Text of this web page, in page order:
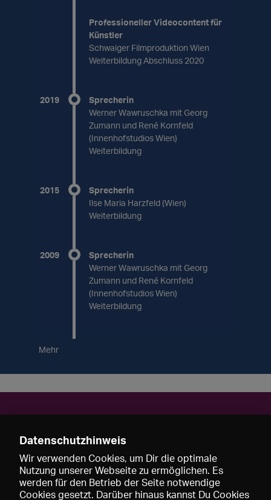
Professioneller Videocontent für
Künstler
Schwaiger Filmproduktion Wien
Weiterbildung Abschluss 2020
2019
Sprecherin
Werner Wawruschka mit Georg
Zumann und René Kornfeld
(Innenhofstudios Wien)
Weiterbildung
2015
Sprecherin
Ilse Maria Harzfeld (Wien)
Weiterbildung
2009
Sprecherin
Werner Wawruschka mit Georg
Zumann und René Kornfeld
(Innenhofstudios Wien)
Weiterbildung
Mehr
Kontakt
Daniela Klaßen
1190 Wien
Österreich
daniela-klassen.com
Yemanja@gmx.net
Datenschutzhinweis
Wir verwenden Cookies, um Dir die optimale
Nutzung unserer Webseite zu ermöglichen. Es
werden für den Betrieb der Seite notwendige
Cookies gesetzt. Darüber hinaus kannst Du Cookies